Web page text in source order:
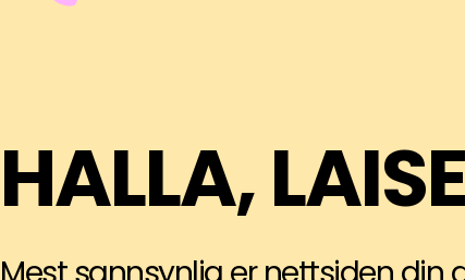
HALLA,